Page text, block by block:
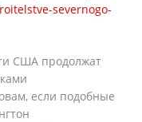
severnogo-
США продолжат
если подобные